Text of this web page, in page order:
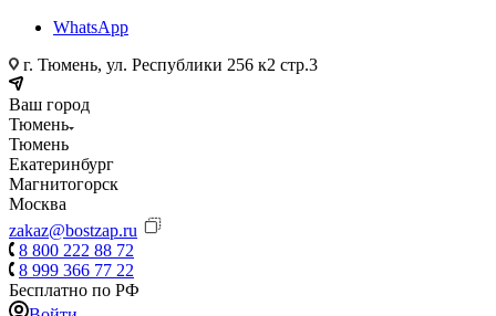
WhatsApp
г. Тюмень, ул. Республики 256 к2 стр.3
Ваш город
Тюмень
Тюмень
Екатеринбург
Магнитогорск
Москва
zakaz@bostzap.ru
8 800 222 88 72
8 999 366 77 22
Бесплатно по РФ